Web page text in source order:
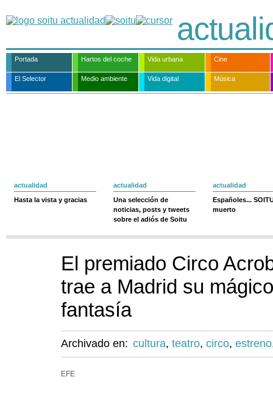
Portada Hartos del coche Vida urbana Cine
El Selector Medio ambiente Vida digital Música
actualidad
Hasta la vista y gracias
actualidad
Una selección de
noticias, posts y tweets
sobre el adiós de Soitu
actualidad
Españoles...
muerto
El premiado Circo
trae a Madrid su
fantasía
Archivado en: cultura, teatro, circo, estreno
EFE